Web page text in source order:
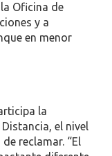
Oficina de
y a
en menor
la
el nivel
reclamar. “El